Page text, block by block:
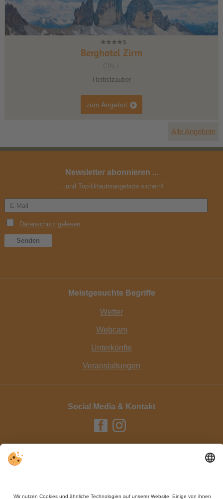
Berghotel Zirm
Herbstzauber
zum Angebot
Alle Angebote
Newsletter abonnieren ...
...und Top-Urlaubsangebote sichern!
Meistgesuchte Begriffe
Wetter
Webcam
Unterkünfte
Veranstaltungen
Social Media & Kontakt